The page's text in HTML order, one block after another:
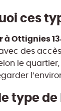
ces
à Ottignies
des
le
type